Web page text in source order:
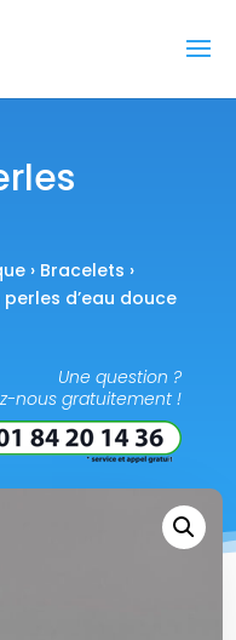
› Bracelets ›
perles d’eau douce
Une question ?
nous gratuitement !